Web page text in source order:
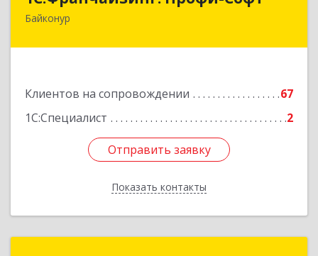
Байконур
Клиентов на сопровождении
67
1С:Специалист
2
Отправить заявку
Показать контакты
468320, Байконур г, Ленина ул, дом № 10,
Отправить заявку
Назад